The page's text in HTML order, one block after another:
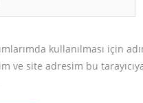
kullanılması için
ve site adresim bu